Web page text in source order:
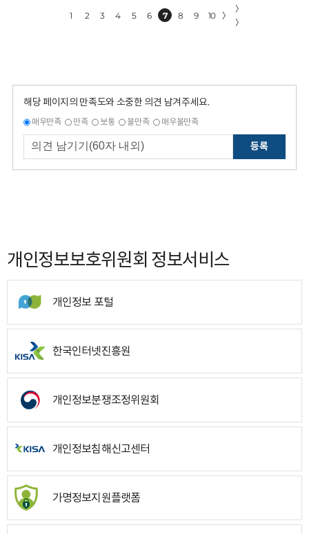
1 2 3 4 5 6 7 8 9 10 〉
〉
〉
해당 페이지의 만족도와 소중한 의견 남겨주세요.
매우만족 만족 보통 불만족 매우불만족
등록
개인정보보호위원회 정보서비스
개인정보 포털
한국인터넷진흥원
개인정보분쟁조정위원회
개인정보침해신고센터
가명정보지원플랫폼